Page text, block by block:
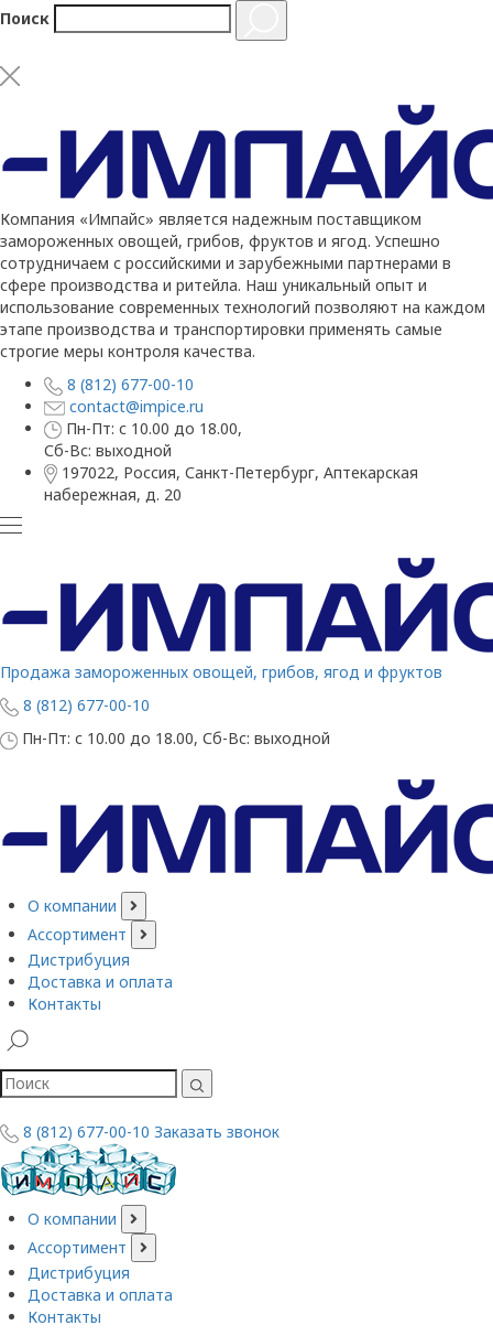
Поиск
Компания «Импайс» является надежным поставщиком
замороженных овощей, грибов, фруктов и ягод. Успешно
сотрудничаем с российскими и зарубежными партнерами в
сфере производства и ритейла. Наш уникальный опыт и
использование современных технологий позволяют на каждом
этапе производства и транспортировки применять самые
строгие меры контроля качества.
8 (812) 677-00-10
contact@impice.ru
Пн-Пт: с 10.00 до 18.00,
Сб-Вс: выходной
197022, Россия, Санкт-Петербург, Аптекарская
набережная, д. 20
Продажа замороженных овощей, грибов, ягод и фруктов
8 (812) 677-00-10
Пн-Пт: с 10.00 до 18.00, Сб-Вс: выходной
О компании
Ассортимент
Дистрибуция
Доставка и оплата
Контакты
8 (812) 677-00-10 Заказать звонок
О компании
Ассортимент
Дистрибуция
Доставка и оплата
Контакты